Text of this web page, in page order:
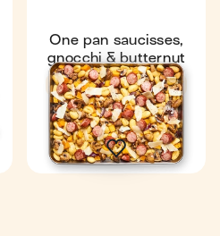
One pan saucisses,
gnocchi & butternut
4,5 37 min 1